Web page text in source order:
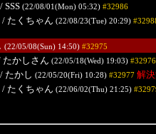
/ SSS (22/08/01(Mon) 05:32) #32986
/ たくちゃん (22/08/23(Tue) 20:29)
(22/05/08(Sun) 14:50) #32975
たかしさん (22/05/18(Wed) 19:03) #32976
/ たかし (22/05/20(Fri) 10:28) #32977 解
/ たくちゃん (22/06/02(Thu) 21:25)